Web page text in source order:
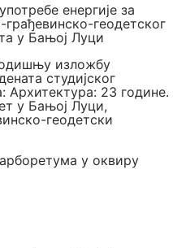
енергије за
геодетског
у Бањој Луци
изложбу
студијског
Архитектура: 23 године.
у Бањој Луци,
геодетски
у оквиру